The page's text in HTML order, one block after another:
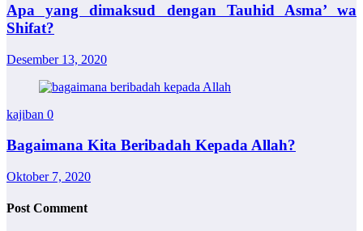
Apa yang dimaksud dengan Tauhid Asma’ wa
Shifat?
Desember 13, 2020
kajiban 0
Bagaimana Kita Beribadah Kepada Allah?
Oktober 7, 2020
Post Comment